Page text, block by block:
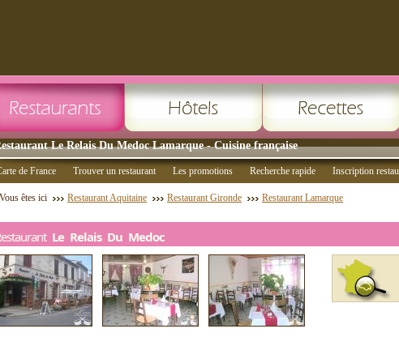
Le Relais Du Medoc Lamarque - Cuisine française
de France Trouver un restaurant Les promotions Recherche rapide Inscription
Vous êtes ici Restaurant Aquitaine Restaurant Gironde Restaurant Lamarque
Le Relais Du Medoc